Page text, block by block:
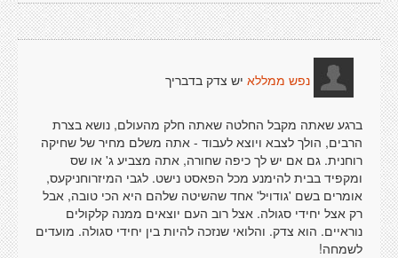
נפש ממללא יש צדק בדבריך
ברגע שאתה מקבל החלטה שאתה חלק מהעולם, נושא בצרת
הרבים, הולך לצבא ויוצא לעבוד - אתה משלם מחיר של שחיקה
רוחנית. גם אם יש לך כיפה שחורה, אתה מצביע ג' או שס
ומקפיד בבית להימנע מכל הפאסט נישט. לגבי המיזרוחניקעס,
אומרים בשם 'גודויל' אחד שהשיטה שלהם היא הכי טובה, אבל
רק אצל יחידי סגולה. אצל רוב העם יוצאים ממנה קלקולים
נוראיים. הוא צדק. והלואי שנזכה להיות בין יחידי סגולה. מועדים
לשמחה!